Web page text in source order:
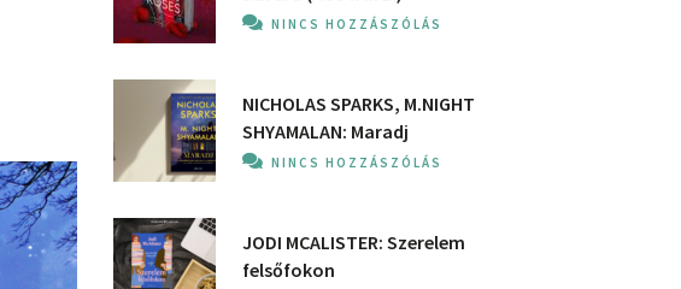
NINCS HOZZÁSZÓLÁS
NICHOLAS SPARKS, M.NIGHT
SHYAMALAN: Maradj
NINCS HOZZÁSZÓLÁS
JODI MCALISTER: Szerelem
felsőfokon